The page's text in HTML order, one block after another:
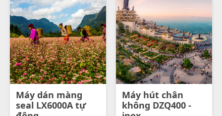
Máy dán màng
seal LX6000A tự
Máy hút chân
không DZQ400 -